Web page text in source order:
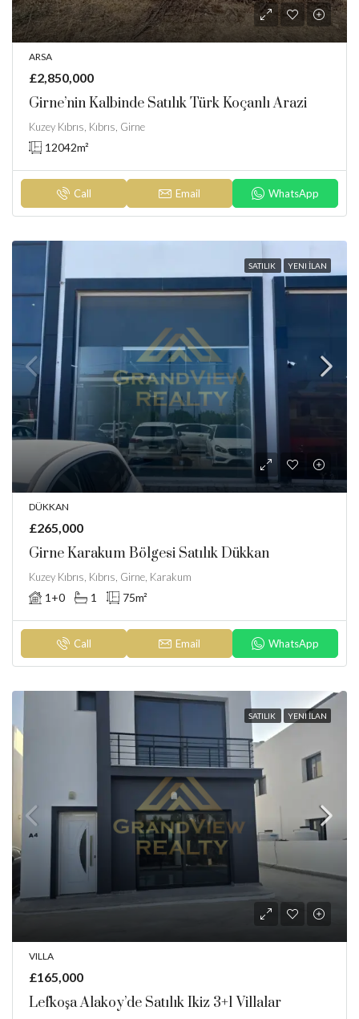
ARSA
£2,850,000
Girne’nin Kalbinde Satılık Türk Koçanlı Arazi
Kuzey Kıbrıs, Kıbrıs, Girne
12042m²
Call Email WhatsApp
SATILIK YENI İLAN
DÜKKAN
£265,000
Girne Karakum Bölgesi Satılık Dükkan
Kuzey Kıbrıs, Kıbrıs, Girne, Karakum
1+0 1 75m²
Call Email WhatsApp
SATILIK YENI İLAN
VILLA
£165,000
Lefkoşa Alakoy’de Satılık Ikiz 3+1 Villalar